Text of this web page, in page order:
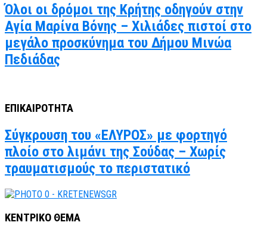
Όλοι οι δρόμοι της Κρήτης οδηγούν στην
Αγία Μαρίνα Βόνης – Χιλιάδες πιστοί στο
μεγάλο προσκύνημα του Δήμου Μινώα
Πεδιάδας
ΕΠΙΚΑΙΡΟΤΗΤΑ
Σύγκρουση του «ΕΛΥΡΟΣ» με φορτηγό
πλοίο στο λιμάνι της Σούδας – Χωρίς
τραυματισμούς το περιστατικό
ΚΕΝΤΡΙΚΟ ΘΕΜΑ